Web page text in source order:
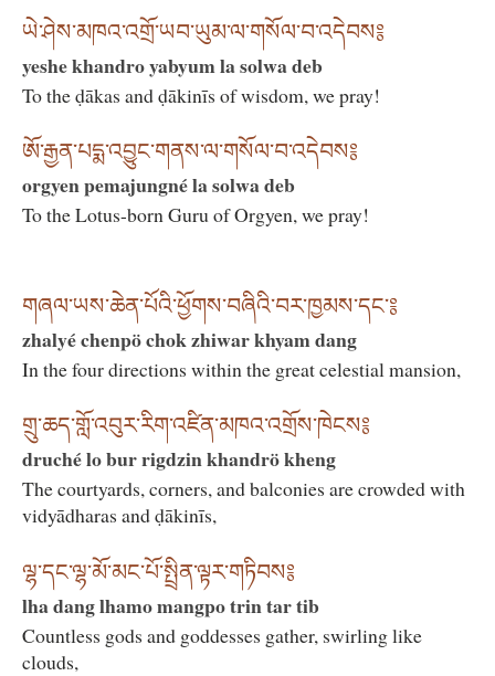
ཡེ་ཤེས་མཁའ་འགྲོ་ཡབ་ཡུམ་ལ་གསོལ་བ་འདེབས༔
yeshe khandro yabyum la solwa deb
To the ḍākas and ḍākinīs of wisdom, we pray!
ཨོ་རྒྱན་པདྨ་འབྱུང་གནས་ལ་གསོལ་བ་འདེབས༔
orgyen pemajungné la solwa deb
To the Lotus-born Guru of Orgyen, we pray!
གཞལ་ཡས་ཆེན་པོའི་ཕྱོགས་བཞིའི་བར་ཁྱམས་དང་༔
zhalyé chenpö chok zhiwar khyam dang
In the four directions within the great celestial mansion,
གྲུ་ཆད་གློ་འབུར་རིག་འཛིན་མཁའ་འགྲོས་ཁེངས༔
druché lo bur rigdzin khandrö kheng
The courtyards, corners, and balconies are crowded with
vidyādharas and ḍākinīs,
ལྷ་དང་ལྷ་མོ་མང་པོ་སྤྲིན་ལྟར་གཏིབས༔
lha dang lhamo mangpo trin tar tib
Countless gods and goddesses gather, swirling like
clouds,